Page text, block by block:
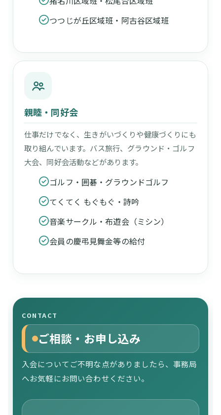
つつじが丘区域班・阿古谷区域班
親睦・同好会
仕事だけでなく、生きがいづくりや健康づくりにも
取り組んでいます。バス旅行、グラウンド・ゴルフ
大会、同好会活動などがあります。
ゴルフ・囲碁・グラウンドゴルフ
てくてく もぐもぐ・詩吟
音楽サークル・布遊会（ミシン）
会員の慶弔見舞金等の給付
CONTACT
ご相談・お申し込み
入会についてご不明な点がありましたら、事務局
へお気軽にお問い合わせください。